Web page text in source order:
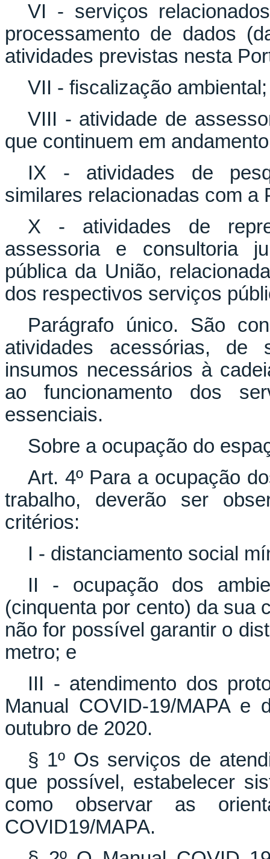
VI - serviços
processamento de dados
atividades previstas nesta
VII - fiscalização ambiental;
VIII - atividade de
que continuem em
IX - atividades de
similares relacionadas com a
X - atividades de
assessoria e consultoria
pública da União,
dos respectivos serviços
Parágrafo único. São
atividades acessórias, de
insumos necessários à
ao funcionamento dos
essenciais.
Sobre a ocupação do
Art. 4º Para a ocupação
trabalho, deverão ser
critérios:
I - distanciamento social
II - ocupação dos
(cinquenta por cento) da sua
não for possível garantir o
metro; e
III - atendimento dos
Manual COVID-19/MAPA e
outubro de 2020.
§ 1º Os serviços de
que possível, estabelecer
como observar as
COVID19/MAPA.